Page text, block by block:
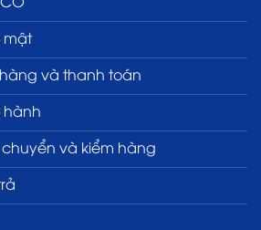
mật
và thanh toán
hành
và kiểm hàng